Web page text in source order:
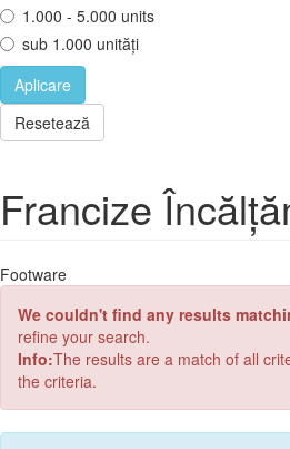
1.000 - 5.000 units
sub 1.000 unități
Aplicare
Resetează
Francize
Footware
We couldn't find any results
refine your search.
Info:The results are a match of all
the criteria.